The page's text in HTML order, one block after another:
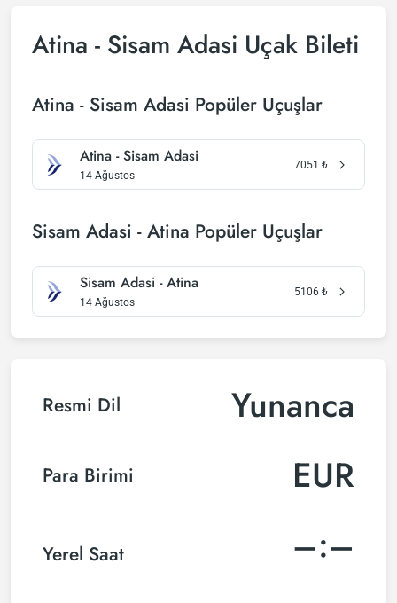
Atina - Sisam Adasi Uçak Bileti
Atina - Sisam Adasi Popüler Uçuşlar
Atina - Sisam Adasi
14 Ağustos
7051 ₺
Sisam Adasi - Atina Popüler Uçuşlar
Sisam Adasi - Atina
14 Ağustos
5106 ₺
Resmi Dil Yunanca
Para Birimi EUR
Yerel Saat –:–